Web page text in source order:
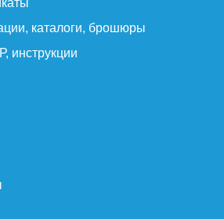
каталоги, брошюры
инструкции